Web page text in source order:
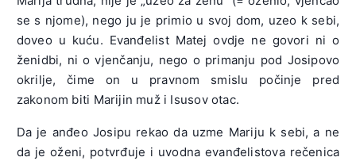
se s njome), nego ju je primio u svoj dom, uzeo k sebi,
doveo u kuću. Evanđelist Matej ovdje ne govori ni o
ženidbi, ni o vjenčanju, nego o primanju pod Josipovo
okrilje, čime on u pravnom smislu počinje pred
zakonom biti Marijin muž i Isusov otac.
Da je anđeo Josipu rekao da uzme Mariju k sebi, a ne
da je oženi, potvrđuje i uvodna evanđelistova rečenica